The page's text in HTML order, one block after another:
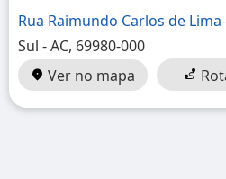
Rua Raimundo Carlos de Lima
Sul - AC, 69980-000
Ver no mapa